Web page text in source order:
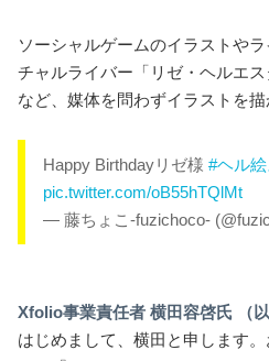
ソーシャルゲームのイラストや
チャルライバー「リゼ・ヘルエ
など、媒体を問わずイラストを描
Happy Birthdayリゼ様 #ヘル絵
pic.twitter.com/oB55hTQlMt
— 藤ちょこ-fuzichoco-
Xfolio事業責任者 横田容啓氏 （
はじめまして、横田と申します